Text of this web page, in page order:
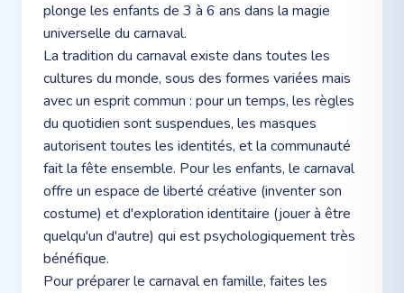
plonge les enfants de 3 à 6 ans dans la magie
universelle du carnaval.
La tradition du carnaval existe dans toutes les
cultures du monde, sous des formes variées mais
avec un esprit commun : pour un temps, les règles
du quotidien sont suspendues, les masques
autorisent toutes les identités, et la communauté
fait la fête ensemble. Pour les enfants, le carnaval
offre un espace de liberté créative (inventer son
costume) et d'exploration identitaire (jouer à être
quelqu'un d'autre) qui est psychologiquement très
bénéfique.
Pour préparer le carnaval en famille, faites les